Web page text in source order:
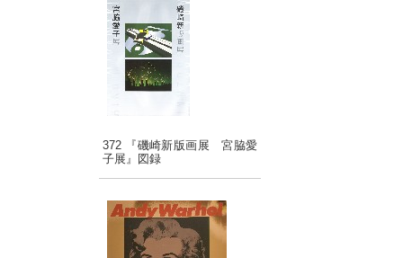
372 『磯崎新版画展 宮脇愛
子展』図録